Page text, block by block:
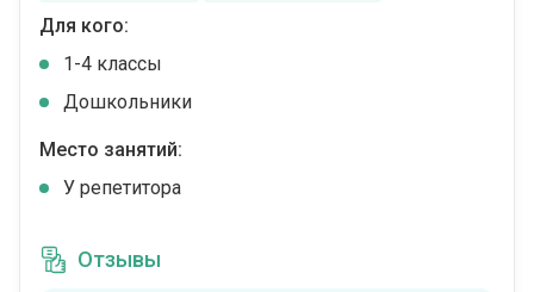
Для кого:
1-4 классы
Дошкольники
Место занятий:
У репетитора
Отзывы